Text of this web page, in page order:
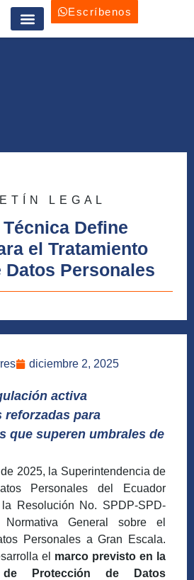
Escríbenos
LEGAL
Define
el Tratamiento
Datos Personales
diciembre 2, 2025
activa
reforzadas para
que superen umbrales de
2025, la Superintendencia de
Personales del Ecuador
Resolución No. SPDP-SPD-
Normativa General sobre el
Personales a Gran Escala.
el marco previsto en la
Protección de Datos